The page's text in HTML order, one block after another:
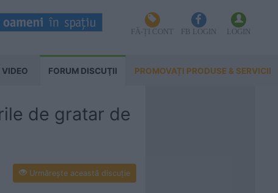
FĂ-ȚI CONT FB LOGIN LOGIN
VIDEO FORUM DISCUŢII PROMOVAȚI PRODUSE & SERVICII
de gratar de
Urmăreşte această discuţie